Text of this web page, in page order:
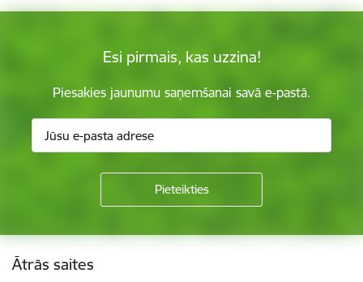
Esi pirmais, kas uzzina!
Piesakies jaunumu saņemšanai savā e-pastā.
Kājene
Ātrās saites